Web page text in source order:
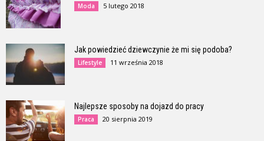
Moda 5 lutego 2018
Jak powiedzieć dziewczynie że mi się podoba?
Lifestyle 11 września 2018
Najlepsze sposoby na dojazd do pracy
Praca 20 sierpnia 2019